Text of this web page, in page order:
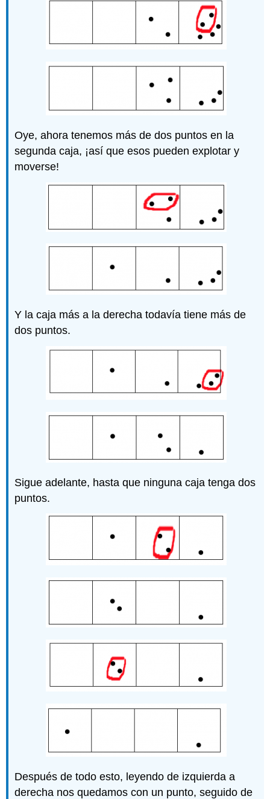
Oye, ahora tenemos más de dos puntos en la
segunda caja, ¡así que esos pueden explotar y
moverse!
Y la caja más a la derecha todavía tiene más de
dos puntos.
Sigue adelante, hasta que ninguna caja tenga dos
puntos.
Después de todo esto, leyendo de izquierda a
derecha nos quedamos con un punto, seguido de